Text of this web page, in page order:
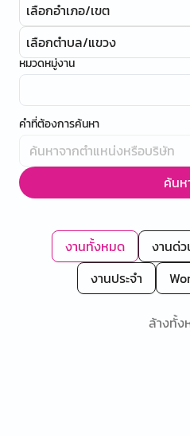
เลือกอำเภอ/เขต
เลือกตำบล/แขวง
หมวดหมู่งาน
คำที่ต้องการค้นหา
ค้นห
งานทั้งหมด งานด่
งานประจำ
ล้างทั้ง